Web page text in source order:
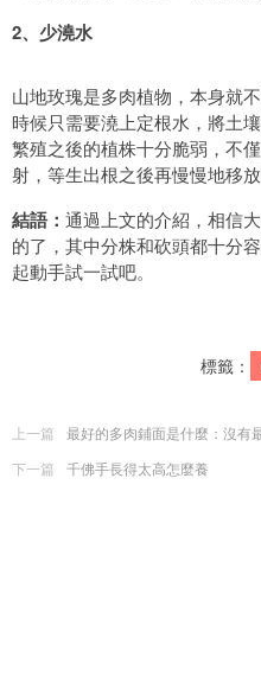
2、少澆水
山地玫瑰是多肉植物，本身就
時候只需要澆上定根水，將土
繁殖之後的植株十分脆弱，不
射，等生出根之後再慢慢地移
結語： 通過上文的介紹，相信
的了，其中分株和砍頭都十分
起動手試一試吧。
標籤：
上一篇
最好的多肉鋪面是什麼：沒有
下一篇
千佛手長得太高怎麼養